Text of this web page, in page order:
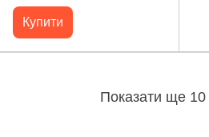
Купити
Показати ще 10